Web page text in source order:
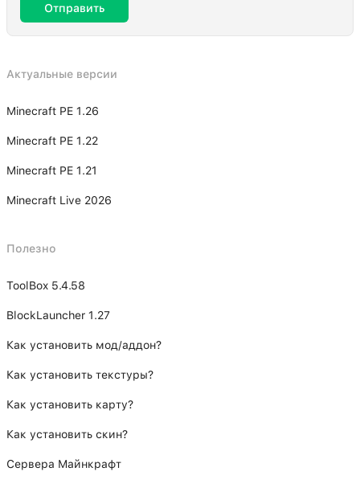
Отправить
Актуальные версии
Minecraft PE 1.26
Minecraft PE 1.22
Minecraft PE 1.21
Minecraft Live 2026
Полезно
ToolBox 5.4.58
BlockLauncher 1.27
Как установить мод/аддон?
Как установить текстуры?
Как установить карту?
Как установить скин?
Сервера Майнкрафт